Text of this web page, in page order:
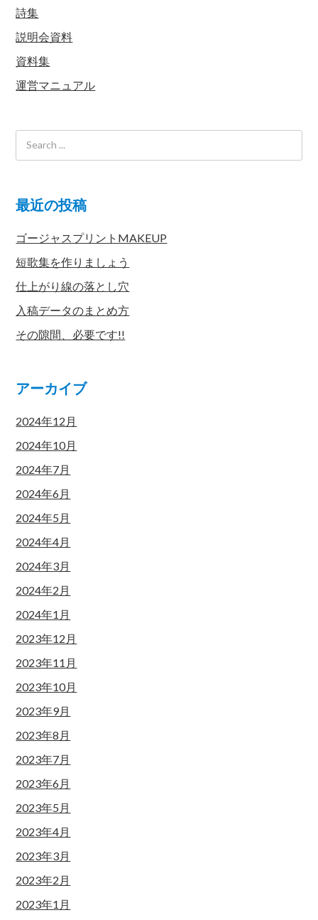
詩集
説明会資料
資料集
運営マニュアル
最近の投稿
ゴージャスプリントMAKEUP
短歌集を作りましょう
仕上がり線の落とし穴
入稿データのまとめ方
その隙間、必要です!!
アーカイブ
2024年12月
2024年10月
2024年7月
2024年6月
2024年5月
2024年4月
2024年3月
2024年2月
2024年1月
2023年12月
2023年11月
2023年10月
2023年9月
2023年8月
2023年7月
2023年6月
2023年5月
2023年4月
2023年3月
2023年2月
2023年1月